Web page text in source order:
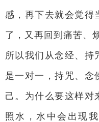
感，再下去就会觉得
了，又再回到痛苦、
所以我们从念经、持
是一对一，持咒、念
己。为什么要这样对
照水，水中会出现